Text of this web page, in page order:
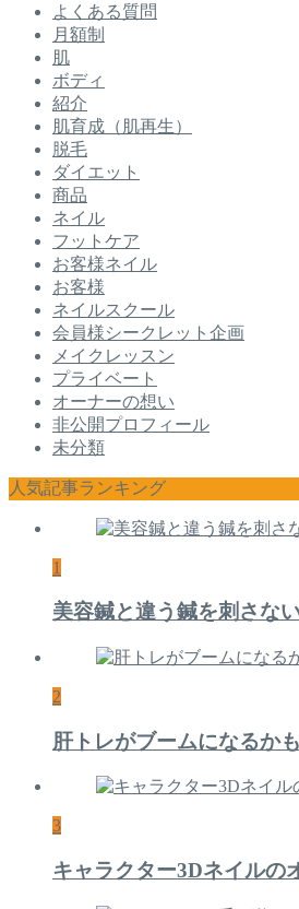
よくある質問
月額制
肌
ボディ
紹介
肌育成（肌再生）
脱毛
ダイエット
商品
ネイル
フットケア
お客様ネイル
お客様
ネイルスクール
会員様シークレット企画
メイクレッスン
プライベート
オーナーの想い
非公開プロフィール
未分類
人気記事ランキング
1
美容鍼と違う鍼を刺さな
2
肝トレがブームになるか
3
キャラクター3Dネイルの